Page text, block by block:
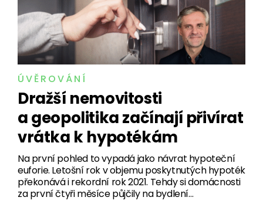
ÚVĚROVÁNÍ
Dražší nemovitosti
a geopolitika začínají přivírat
vrátka k hypotékám
Na první pohled to vypadá jako návrat hypoteční
euforie. Letošní rok v objemu poskytnutých hypoték
překonává i rekordní rok 2021. Tehdy si domácnosti
za první čtyři měsíce půjčily na bydlení…